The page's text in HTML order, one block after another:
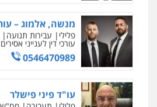
מנשה, אלמוג –
פלילי עבירות תנועה
עורכי דין לענייני אסירים
0546470989
עו"ד פיני פישלר
פלילי תעבורה מח"ש
מרכז התחלה
0544500346